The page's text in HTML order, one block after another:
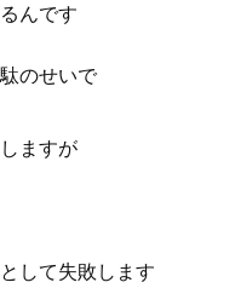
んです
のせいで
ますが
して失敗します